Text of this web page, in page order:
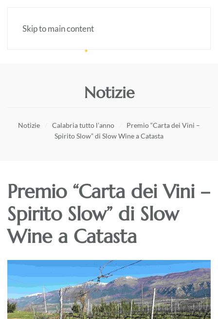
Skip to main content
Notizie
Notizie Calabria tutto l’anno
Premio “Carta dei Vini –
Spirito Slow” di Slow Wine a Catasta
Premio “Carta dei Vini –
Spirito Slow” di Slow
Wine a Catasta